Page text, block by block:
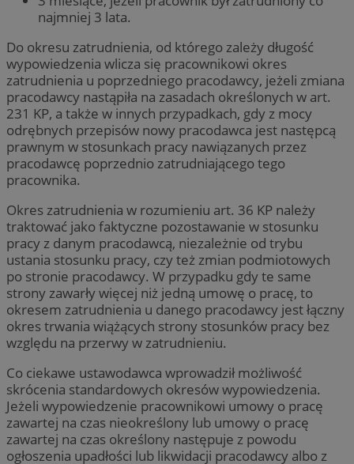
najmniej 3 lata.
Do okresu zatrudnienia, od którego zależy długość
wypowiedzenia wlicza się pracownikowi okres
zatrudnienia u poprzedniego pracodawcy, jeżeli zmiana
pracodawcy nastąpiła na zasadach określonych w art.
231 KP, a także w innych przypadkach, gdy z mocy
odrębnych przepisów nowy pracodawca jest następcą
prawnym w stosunkach pracy nawiązanych przez
pracodawcę poprzednio zatrudniającego tego
pracownika.
Okres zatrudnienia w rozumieniu art. 36 KP należy
traktować jako faktyczne pozostawanie w stosunku
pracy z danym pracodawcą, niezależnie od trybu
ustania stosunku pracy, czy też zmian podmiotowych
po stronie pracodawcy. W przypadku gdy te same
strony zawarły więcej niż jedną umowę o pracę, to
okresem zatrudnienia u danego pracodawcy jest łączny
okres trwania wiążących strony stosunków pracy bez
względu na przerwy w zatrudnieniu.
Co ciekawe ustawodawca wprowadził możliwość
skrócenia standardowych okresów wypowiedzenia.
Jeżeli wypowiedzenie pracownikowi umowy o pracę
zawartej na czas nieokreślony lub umowy o pracę
zawartej na czas określony następuje z powodu
ogłoszenia upadłości lub likwidacji pracodawcy albo z